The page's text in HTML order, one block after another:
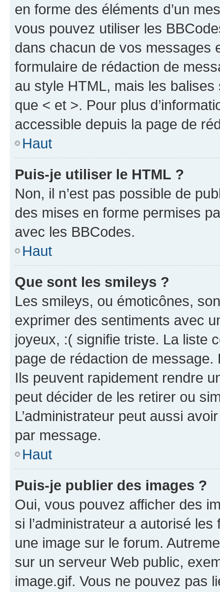
en forme des éléments d’un
vous pouvez utiliser les
dans chacun de vos messages
formulaire de rédaction de
au style HTML, mais les
que < et >. Pour plus
accessible depuis la page de
Haut
Puis-je utiliser le HTML ?
Non, il n’est pas possible de
des mises en forme permises
avec les BBCodes.
Haut
Que sont les smileys ?
Les smileys, ou émoticônes,
exprimer des sentiments avec
joyeux, :( signifie triste. La liste
page de rédaction de
Ils peuvent rapidement rendre
peut décider de les retirer ou
L’administrateur peut aussi
par message.
Haut
Puis-je publier des images ?
Oui, vous pouvez afficher des
si l’administrateur a autorisé
une image sur le forum.
sur un serveur Web public,
image.gif. Vous ne pouvez pas